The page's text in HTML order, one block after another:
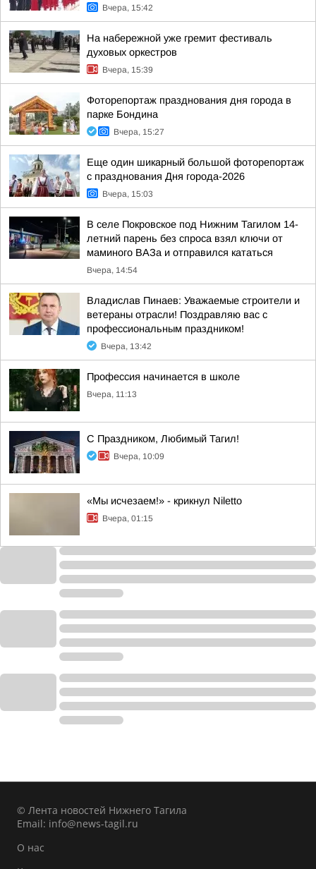
Вчера, 15:42
На набережной уже гремит фестиваль
духовых оркестров
Вчера, 15:39
Фоторепортаж празднования дня города в
парке Бондина
Вчера, 15:27
Еще один шикарный большой фоторепортаж
с празднования Дня города-2026
Вчера, 15:03
В селе Покровское под Нижним Тагилом 14-
летний парень без спроса взял ключи от
маминого ВАЗа и отправился кататься
Вчера, 14:54
Владислав Пинаев: Уважаемые строители и
ветераны отрасли! Поздравляю вас с
профессиональным праздником!
Вчера, 13:42
Профессия начинается в школе
Вчера, 11:13
С Праздником, Любимый Тагил!
Вчера, 10:09
«Мы исчезаем!» - крикнул Niletto
Вчера, 01:15
© Лента новостей Нижнего Тагила
Email: info@news-tagil.ru
О нас